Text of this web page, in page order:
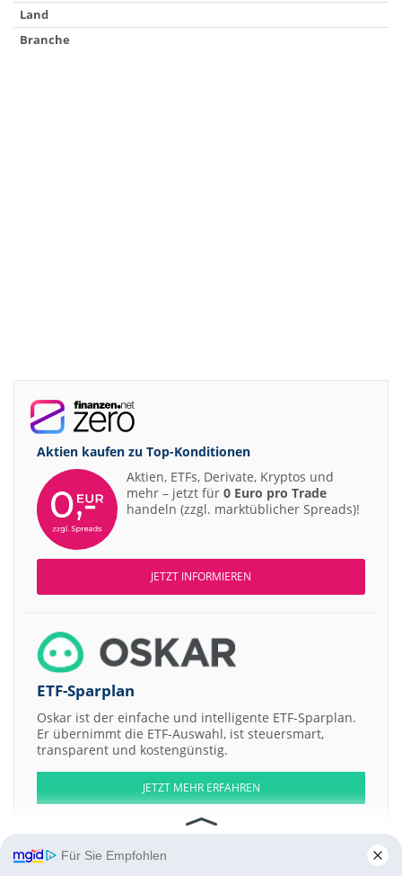
Land
Branche
Aktien kaufen zu Top-Konditionen
Aktien, ETFs, Derivate, Kryptos und
mehr – jetzt für 0 Euro pro Trade
handeln (zzgl. marktüblicher Spreads)!
JETZT INFORMIEREN
ETF-Sparplan
Oskar ist der einfache und intelligente ETF-Sparplan.
Er übernimmt die ETF-Auswahl, ist steuersmart,
transparent und kostengünstig.
JETZT MEHR ERFAHREN
Für Sie Empfohlen